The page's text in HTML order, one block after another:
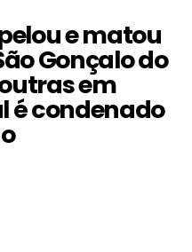
e matou
Gonçalo do
em
é condenado